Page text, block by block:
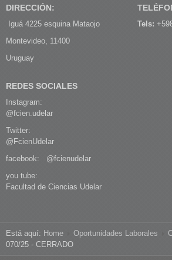
DIRECCIÓN:
Iguá 4225 esquina Mataojo
Montevideo, 11400
Uruguay
Tels:
REDES SOCIALES
Instagram:
@fcien.udelar
Twitter:
@FcienUdelar
facebook: @fcienudelar
you tube:
Facultad de Ciencias Udelar
Está aquí: Home Oportunidades Laborales
070/25 - CERRADO